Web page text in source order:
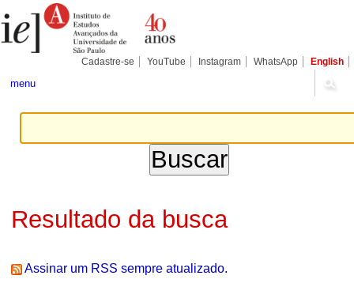
para
conteúdo.
Pessoais
Cadastre-se YouTube Instagram WhatsApp English
menu
Resultado da busca
Assinar um RSS sempre atualizado.